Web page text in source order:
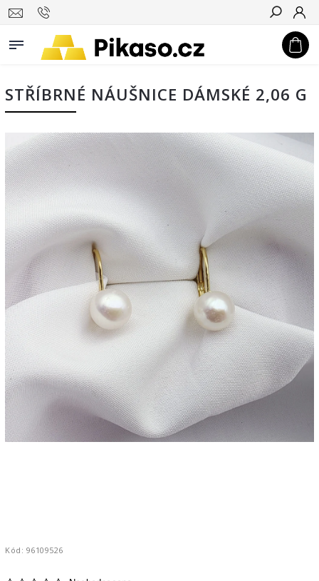
Hledat
STŘÍBRNÉ NÁUŠNICE DÁMSKÉ 2,06 G
Kód: 96109526